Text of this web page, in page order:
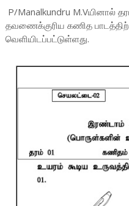
P/Manalkundru M.Vயினால்
தவணைக்குரிய கணித
வெளியிடப்பட்டுள்ளது.